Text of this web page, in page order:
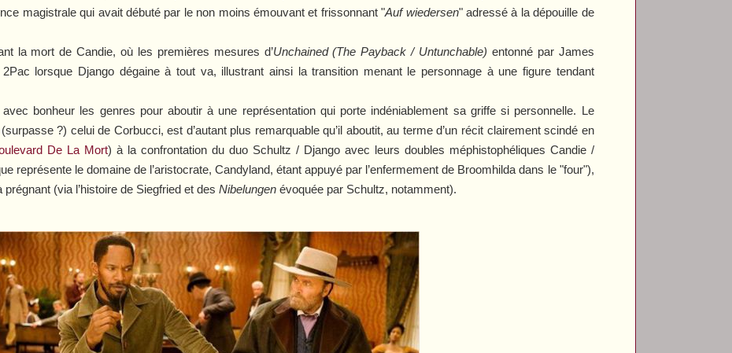
magistrale qui avait débuté par le non moins émouvant et frissonnant "Auf wiedersen" adressé à la dépouille de
la mort de Candie, où les premières mesures d’Unchained (The Payback / Untunchable) entonné par James
lorsque Django dégaine à tout va, illustrant ainsi la transition menant le personnage à une figure tendant
bonheur les genres pour aboutir à une représentation qui porte indéniablement sa griffe si personnelle. Le
?) celui de Corbucci, est d’autant plus remarquable qu’il aboutit, au terme d’un récit clairement scindé en
De La Mort) à la confrontation du duo Schultz / Django avec leurs doubles méphistophéliques Candie /
représente le domaine de l’aristocrate, Candyland, étant appuyé par l’enfermement de Broomhilda dans le "four"),
prégnant (via l’histoire de Siegfried et desNibelungen évoquée par Schultz, notamment).